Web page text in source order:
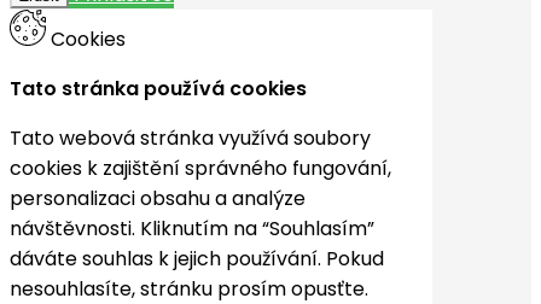
Cookies
Tato stránka používá cookies
Tato webová stránka využívá soubory
cookies k zajištění správného fungování,
personalizaci obsahu a analýze
návštěvnosti. Kliknutím na “Souhlasím”
dáváte souhlas k jejich používání. Pokud
nesouhlasíte, stránku prosím opusťte.